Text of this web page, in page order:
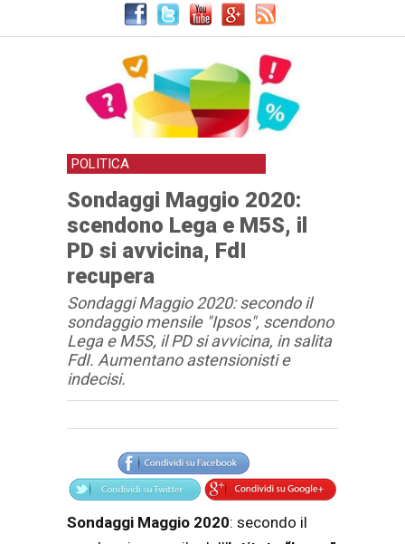
POLITICA
Sondaggi Maggio 2020:
scendono Lega e M5S, il
PD si avvicina, FdI
recupera
Sondaggi Maggio 2020: secondo il
sondaggio mensile "Ipsos", scendono
Lega e M5S, il PD si avvicina, in salita
FdI. Aumentano astensionisti e
indecisi.
Articolo
Testo articolo principale
Sondaggi Maggio 2020: secondo il